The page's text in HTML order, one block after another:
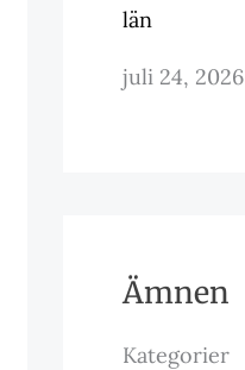
län
juli 24, 2026
Ämnen
Kategorier